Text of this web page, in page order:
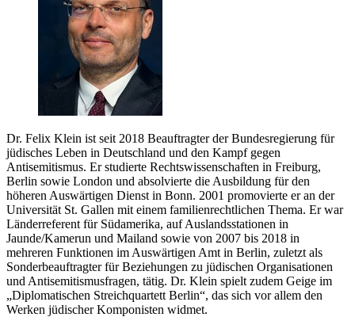
Dr. Felix Klein ist seit 2018 Beauftragter der Bundesregierung für
jüdisches Leben in Deutschland und den Kampf gegen
Antisemitismus. Er studierte Rechtswissenschaften in Freiburg,
Berlin sowie London und absolvierte die Ausbildung für den
höheren Auswärtigen Dienst in Bonn. 2001 promovierte er an der
Universität St. Gallen mit einem familienrechtlichen Thema. Er war
Länderreferent für Südamerika, auf Auslandsstationen in
Jaunde/Kamerun und Mailand sowie von 2007 bis 2018 in
mehreren Funktionen im Auswärtigen Amt in Berlin, zuletzt als
Sonderbeauftragter für Beziehungen zu jüdischen Organisationen
und Antisemitismusfragen, tätig. Dr. Klein spielt zudem Geige im
„Diplomatischen Streichquartett Berlin“, das sich vor allem den
Werken jüdischer Komponisten widmet.